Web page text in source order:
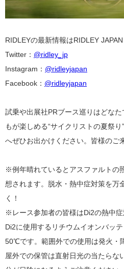
RIDLEYの最新情報はRIDLEY JAPAN
Twitter： @ridley_jp
Instagram： @ridleyjapan
Facebook： @ridleyjapan
試乗や出展社PRブース巡りはどな
もが楽しめる“サイクリストの夏祭り
へぜひお出かけください。皆様のご
※例年晴れているとアスファルトの
想されます。脱水・熱中症対策を万
く！
※レース参加者の皆様はDi2の熱中症
Di2に使用するリチウムイオンバッ
50℃です。範囲外での使用は発火・
屋外での保管は直射日光の当たらな